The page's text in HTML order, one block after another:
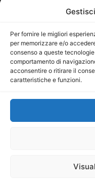
Per fornire le migliori
per memorizzare e/o
consenso a queste
comportamento di
acconsentire o ritirare il
caratteristiche e funzioni.
Direttore
Direttore
Mercurio
iscritta al Registro
Sito gestito daLa